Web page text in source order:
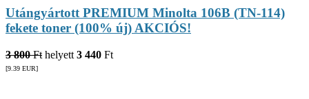
Utángyártott PREMIUM Minolta 106B (TN-114)
fekete toner (100% új) AKCIÓS!
3 800 Ft helyett 3 440 Ft
[9.39 EUR]